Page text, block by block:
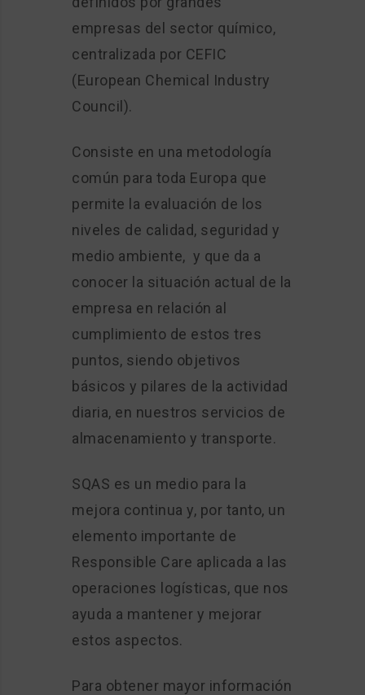
empresas del sector químico,
centralizada por CEFIC
(European Chemical Industry
Council).
Consiste en una metodología
común para toda Europa que
permite la evaluación de los
niveles de calidad, seguridad y
medio ambiente, y que da a
conocer la situación actual de la
empresa en relación al
cumplimiento de estos tres
puntos, siendo objetivos
básicos y pilares de la actividad
diaria, en nuestros servicios de
almacenamiento y transporte.
SQAS es un medio para la
mejora continua y, por tanto, un
elemento importante de
Responsible Care aplicada a las
operaciones logísticas, que nos
ayuda a mantener y mejorar
estos aspectos.
Para obtener mayor información